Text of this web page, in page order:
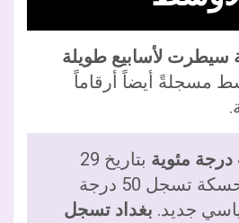
سيطرت لأسابيع طويلة
مسجلةً أيضاً أرقاماً
بتاريخ 29
تموز. محافظة الحسكة تسجل 50 درجة
جديد. بغداد تسجل